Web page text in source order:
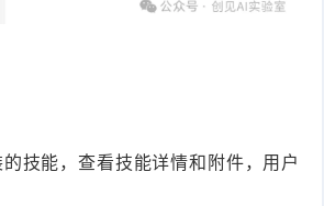
技能，查看技能详情和附件，用户